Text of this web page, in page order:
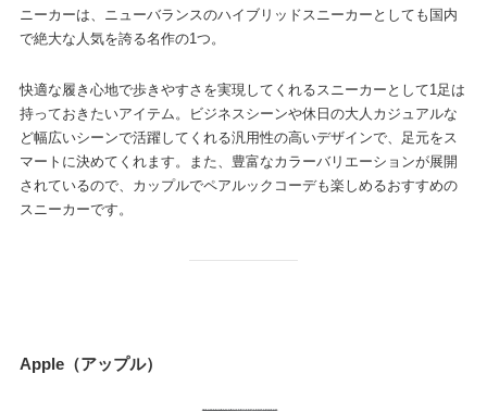
ニーカーは、ニューバランスのハイブリッドスニーカーとしても国内
で絶大な人気を誇る名作の1つ。
快適な履き心地で歩きやすさを実現してくれるスニーカーとして1足は
持っておきたいアイテム。ビジネスシーンや休日の大人カジュアルな
ど幅広いシーンで活躍してくれる汎用性の高いデザインで、足元をス
マートに決めてくれます。また、豊富なカラーバリエーションが展開
されているので、カップルでペアルックコーデも楽しめるおすすめの
スニーカーです。
Apple（アップル）